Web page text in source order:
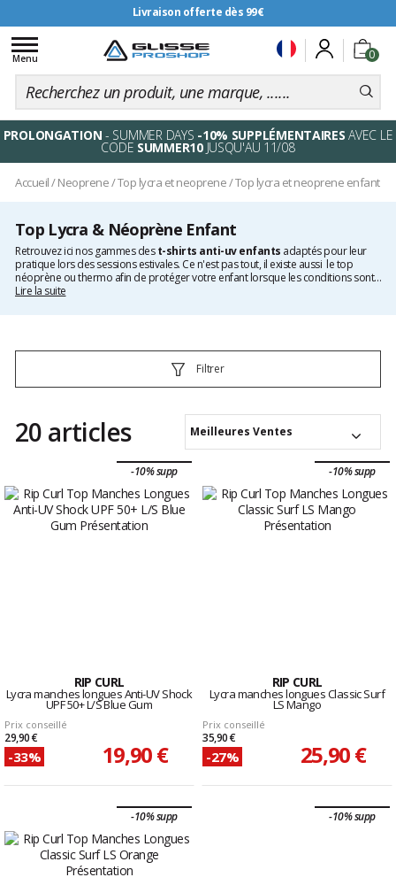
Livraison offerte dès 99€
0
Toggle
navigation
Menu
PROLONGATION - SUMMER DAYS -10% SUPPLÉMENTAIRES AVEC LE
CODE SUMMER10JUSQU'AU 11/08
Accueil/Neoprene/Top lycra et neoprene/Top lycra et neoprene enfant
Top Lycra & Néoprène Enfant
Retrouvez ici nos gammes dest-shirts anti-uv enfants adaptés pour leur
pratique lors des sessions estivales. Ce n'est pas tout, il existe aussi le top
néoprène ou thermo afin de protéger votre enfant lorsque les conditions sont
plus fraîches. Choisissez parmi les meilleures marques reconnues d'accessoires
Lire la suite
Filtrer
20 articles Meilleures Ventes
-10% supp
RIP CURL
Lycra manches longues Anti-UV Shock
UPF 50+ L/S Blue Gum
Prix conseillé
29,90 €
-33% 19,90 €
-10% supp
RIP CURL
Lycra manches longues Classic Surf
LS Mango
Prix conseillé
35,90 €
-27% 25,90 €
-10% supp -10% supp